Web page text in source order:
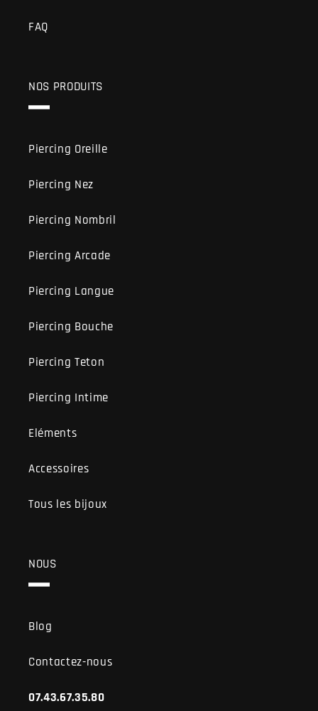
FAQ
NOS PRODUITS
Piercing Oreille
Piercing Nez
Piercing Nombril
Piercing Arcade
Piercing Langue
Piercing Bouche
Piercing Teton
Piercing Intime
Eléments
Accessoires
Tous les bijoux
NOUS
Blog
Contactez-nous
07.43.67.35.80